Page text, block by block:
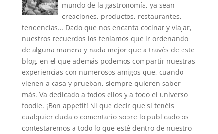
mundo de la gastronomía, ya sean
creaciones, productos, restaurantes,
tendencias… Dado que nos encanta cocinar y viajar,
nuestros recuerdos los teníamos que ir ordenando
de alguna manera y nada mejor que a través de este
blog, en el que además podemos compartir nuestras
experiencias con numerosos amigos que, cuando
vienen a casa y prueban, siempre quieren saber
más. Va dedicado a todos ellos y a todo el universo
foodie. ¡Bon appetit! Ni que decir que si tenéis
cualquier duda o comentario sobre lo publicado os
contestaremos a todo lo que esté dentro de nuestro